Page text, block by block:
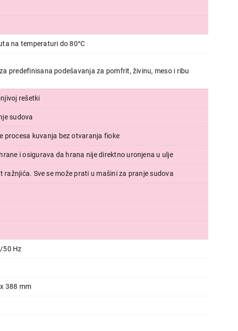
na temperaturi do 80°C
predefinisana podešavanja za pomfrit, živinu, meso i ribu
rešetki
sudova
procesa kuvanja bez otvaranja fioke
i osigurava da hrana nije direktno uronjena u ulje
Sve se može prati u mašini za pranje sudova
50 Hz
388 mm